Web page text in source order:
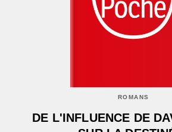
ROMANS
DE L'INFLUENCE DE